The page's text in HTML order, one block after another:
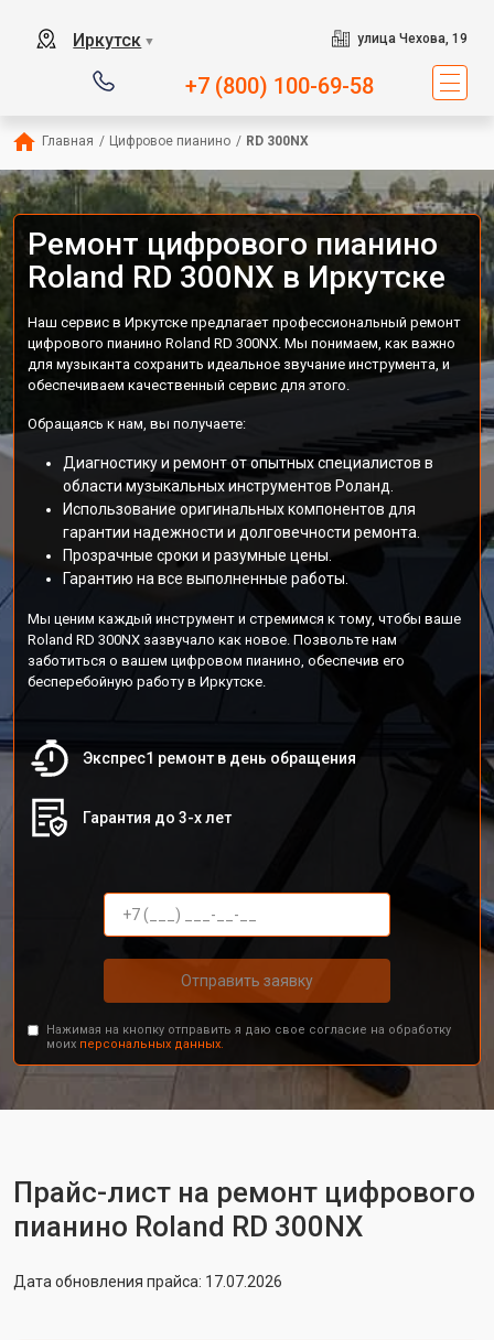
Иркутск ▼ улица Чехова, 19
+7 (800) 100-69-58
Главная / Цифровое пианино / RD 300NX
Ремонт цифрового пианино
Roland RD 300NX в Иркутске
Наш сервис в Иркутске предлагает профессиональный ремонт
цифрового пианино Roland RD 300NX. Мы понимаем, как важно
для музыканта сохранить идеальное звучание инструмента, и
обеспечиваем качественный сервис для этого.
Обращаясь к нам, вы получаете:
Диагностику и ремонт от опытных специалистов в
области музыкальных инструментов Роланд.
Использование оригинальных компонентов для
гарантии надежности и долговечности ремонта.
Прозрачные сроки и разумные цены.
Гарантию на все выполненные работы.
Мы ценим каждый инструмент и стремимся к тому, чтобы ваше
Roland RD 300NX зазвучало как новое. Позвольте нам
заботиться о вашем цифровом пианино, обеспечив его
бесперебойную работу в Иркутске.
Экспрес1 ремонт в день обращения
Гарантия до 3-х лет
Отправить заявку
Нажимая на кнопку отправить я даю свое согласие на обработку
моих персональных данных.
Прайс-лист на ремонт цифрового
пианино Roland RD 300NX
Дата обновления прайса: 17.07.2026